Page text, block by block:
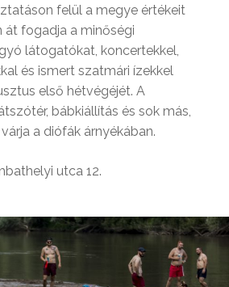
felül a megye értékeit
át fogadja a minőségi
látogatókat, koncertekkel,
és ismert szatmári ízekkel
első hétvégéjét. A
bábkiállítás és sok más,
a diófák árnyékában.
utca 12.